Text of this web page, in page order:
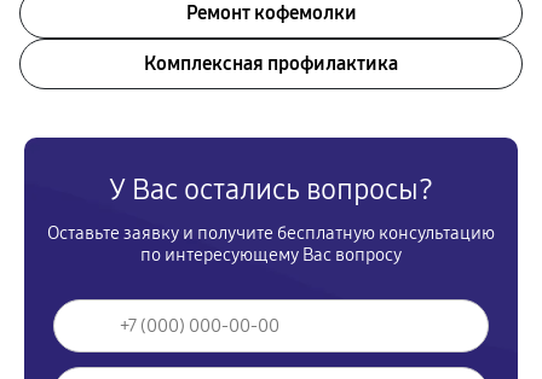
Ремонт кофемолки
Комплексная профилактика
У Вас остались вопросы?
Оставьте заявку и получите бесплатную консультацию
по интересующему Вас вопросу